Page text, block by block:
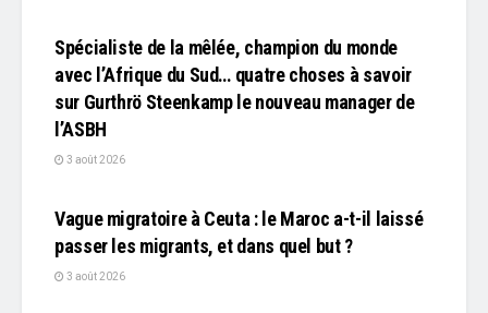
Spécialiste de la mêlée, champion du monde
avec l’Afrique du Sud… quatre choses à savoir
sur Gurthrö Steenkamp le nouveau manager de
l’ASBH
3 août 2026
Vague migratoire à Ceuta : le Maroc a-t-il laissé
passer les migrants, et dans quel but ?
3 août 2026